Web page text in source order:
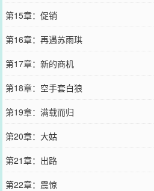
第15章：促销
第16章：再遇苏雨琪
第17章：新的商机
第18章：空手套白狼
第19章：满载而归
第20章：大姑
第21章：出路
第22章：震惊